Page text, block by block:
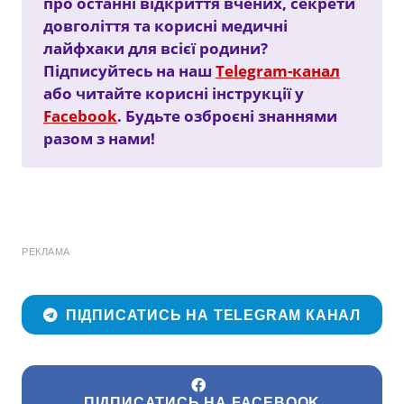
довголіття та корисні медичні
лайфхаки для всієї родини?
Підписуйтесь на нашTelegram-канал
або читайте корисні інструкції у
Facebook. Будьте озброєні знаннями
разом з нами!
РЕКЛАМА
ПІДПИСАТИСЬ НА TELEGRAM КАНАЛ